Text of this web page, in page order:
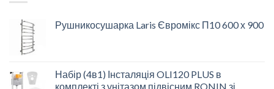
Рушникосушарка Laris Євромікс П10 600 х 900
Набір (4в1) Інсталяція OLI120 PLUS в
комплекті з унітазом підвісним RONIN зі